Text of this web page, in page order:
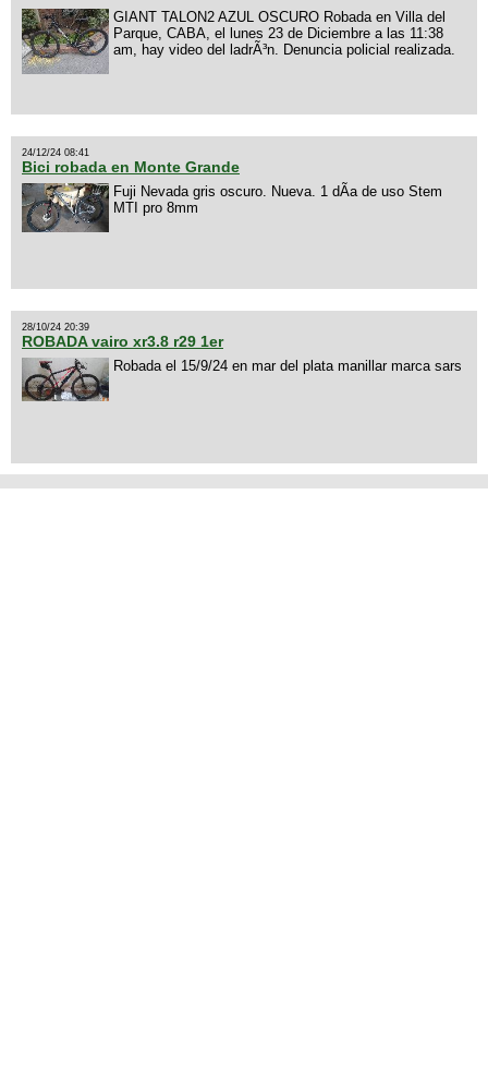
GIANT TALON2 AZUL OSCURO Robada en Villa del
Parque, CABA, el lunes 23 de Diciembre a las 11:38
am, hay video del ladrÃ³n. Denuncia policial realizada.
24/12/24 08:41
Bici robada en Monte Grande
Fuji Nevada gris oscuro. Nueva. 1 dÃ­a de uso Stem
MTI pro 8mm
28/10/24 20:39
ROBADA vairo xr3.8 r29 1er
Robada el 15/9/24 en mar del plata manillar marca sars